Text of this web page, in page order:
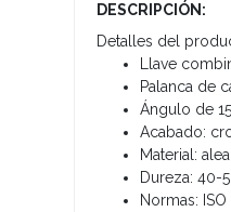
DESCRIPCIÓN:
Detalles del
Llave
Palanca de
Ángulo de
Acabado:
Material:
Dureza: 40-
Normas: ISO